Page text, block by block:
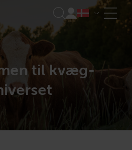
til kvæg-